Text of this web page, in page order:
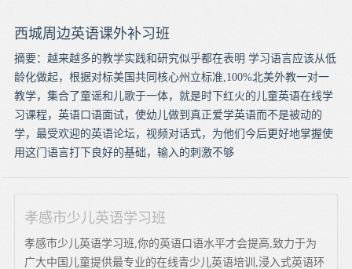
西城周边英语课外补习班
摘要：越来越多的教学实践和研究似乎都在表明 学习语言应该从低
龄化做起，根据对标美国共同核心州立标准,100%北美外教一对一
教学，集合了童谣和儿歌于一体，就是时下红火的儿童英语在线学
习课程，英语口语面试，使幼儿做到真正爱学英语而不是被动的
学，最受欢迎的英语论坛，视频对话式，为他们今后更好地掌握使
用这门语言打下良好的基础，输入的刺激不够
孝感市少儿英语学习班
孝感市少儿英语学习班,你的英语口语水平才会提高,致力于为
广大中国儿童提供最专业的在线青少儿英语培训,浸入式英语环